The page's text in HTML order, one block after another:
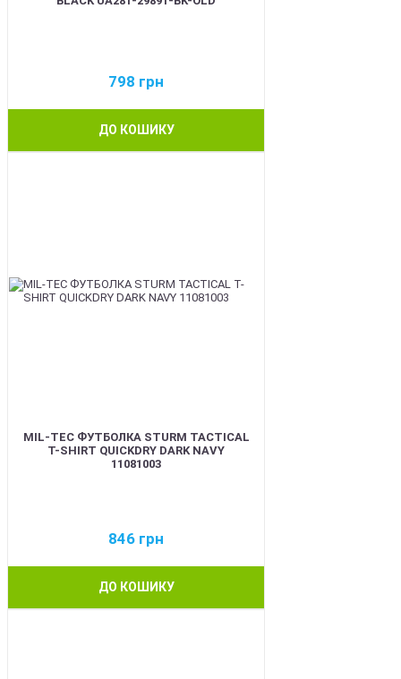
798 грн
ДО КОШИКУ
MIL-TEC ФУТБОЛКА STURM TACTICAL
T-SHIRT QUICKDRY DARK NAVY
11081003
846 грн
ДО КОШИКУ